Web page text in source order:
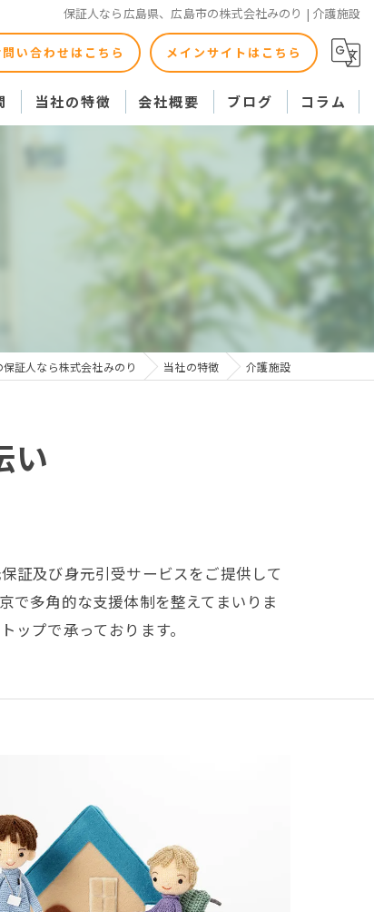
保証人なら広島県、広島市の株式会社みのり | 介護施設
問い合わせはこちら メインサイトはこちら
当社の特徴
東京
身元引受
介護施設
会社概要 ブログ コラム
証人なら株式会社みのり 当社の特徴 介護施設
い
証及び身元引受サービスをご提供して
で多角的な支援体制を整えてまいりま
プで承っております。